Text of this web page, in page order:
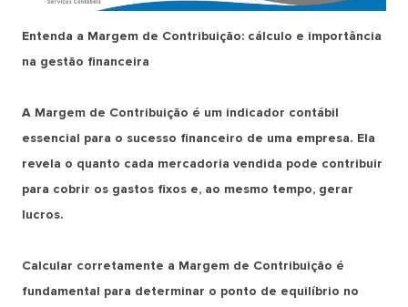
Entenda a Margem de Contribuição: cálculo e importância
na gestão financeira
A Margem de Contribuição é um indicador contábil
essencial para o sucesso financeiro de uma empresa. Ela
revela o quanto cada mercadoria vendida pode contribuir
para cobrir os gastos fixos e, ao mesmo tempo, gerar
lucros.
Calcular corretamente a Margem de Contribuição é
fundamental para determinar o ponto de equilíbrio no